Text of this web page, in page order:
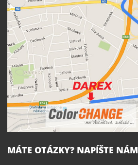
MÁTE OTÁZKY? NAPÍŠTE NÁM